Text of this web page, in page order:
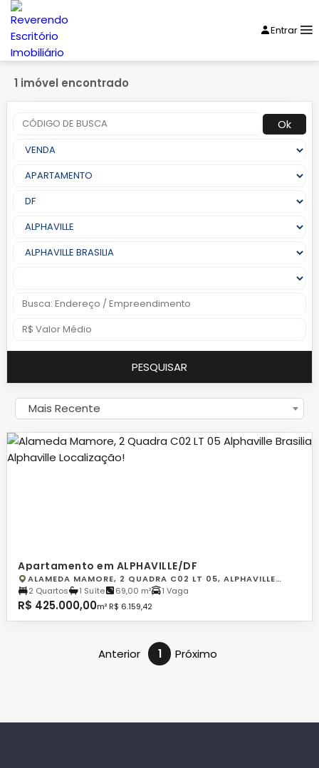
Entrar
1 imóvel encontrado
Ok
PESQUISAR
Mais Recente
Apartamento em ALPHAVILLE/DF
ALAMEDA MAMORE, 2 QUADRA C02 LT 05, ALPHAVILLE
BRASILIA, ALPHAVILLE
2 Quartos 1 Suíte 69,00 m² 1 Vaga
R$ 425.000,00m² R$ 6.159,42
Anterior 1 Próximo